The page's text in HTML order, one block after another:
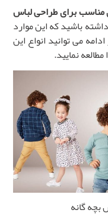
مناسب برای طراحی لباس
باشید که این موارد
می توانید انواع این
نمایید.
بچه گانه